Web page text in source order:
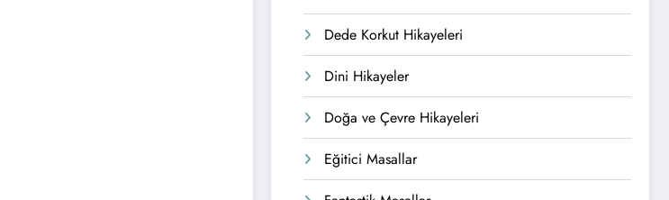
Dede Korkut Hikayeleri
Dini Hikayeler
Doğa ve Çevre Hikayeleri
Eğitici Masallar